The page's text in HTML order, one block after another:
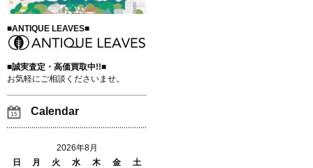
■ANTIQUE LEAVES■
■誠実査定・高価買取中!!■
お気軽にご相談くださいませ。
Calendar
2026年8月
日
月 火 水 木 金
土